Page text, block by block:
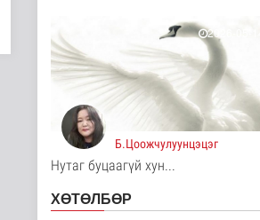
4 цаг 32 минутын өмнө
Цөмийн эрчим хүчний
хөрөнгө оруулалтыг
2050 он х..
4 цаг 35 минутын өмнө
НТТТ: 11:00-16:00
Эрүүл мэнд
2026-05-14
Б.Цоожчулуунцэцэг
Нутаг буцаагүй хун...
ХӨТӨЛБӨР